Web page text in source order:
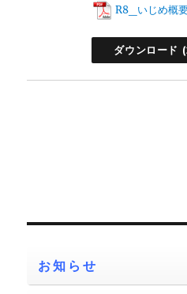
R8_いじめ概
ダウンロード
お知らせ